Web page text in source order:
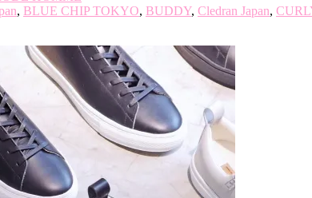
, BLUE CHIP TOKYO, BUDDY, Cledran Japan,